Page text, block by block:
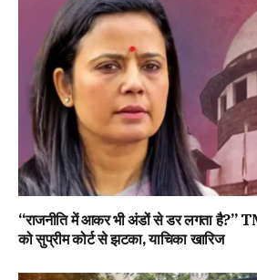
“राजनीति में आकर भी अंडों से डर लगता है?”
को सुप्रीम कोर्ट से झटका, याचिका खारिज